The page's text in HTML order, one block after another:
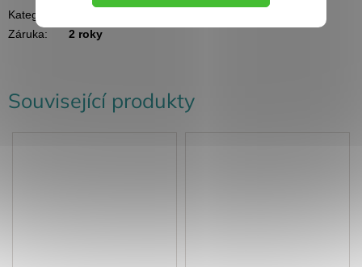
Související produkty
Kategorie
Záruka: 2 roky